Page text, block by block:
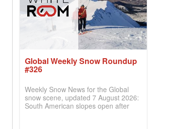
Global Weekly Snow Roundup
#326
Weekly Snow News for the Global
snow scene, updated 7 August 2026:
South American slopes open after